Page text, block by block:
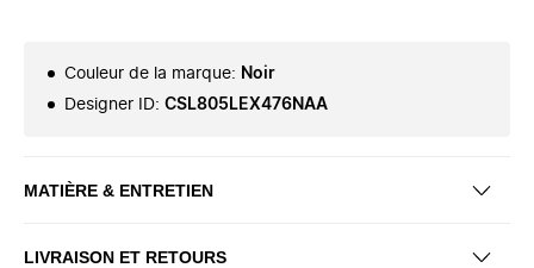
Couleur de la marque: Noir
Designer ID: CSL805LEX476NAA
MATIÈRE & ENTRETIEN
LIVRAISON ET RETOURS